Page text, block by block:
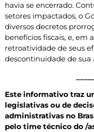
havia se encerrado.
setores impactados, o
diversos decretos
benefícios fiscais, e, em
retroatividade de seus
descontinuidade de sua
Este informativo traz
legislativas ou de
administrativas no
pelo time técnico do /